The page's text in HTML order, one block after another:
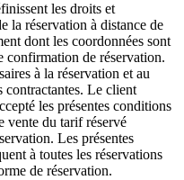
les droits et
la réservation à distance de
dont les coordonnées sont
confirmation de réservation.
à la réservation et au
contractantes. Le client
les présentes conditions
vente du tarif réservé
Les présentes
à toutes les réservations
de réservation.